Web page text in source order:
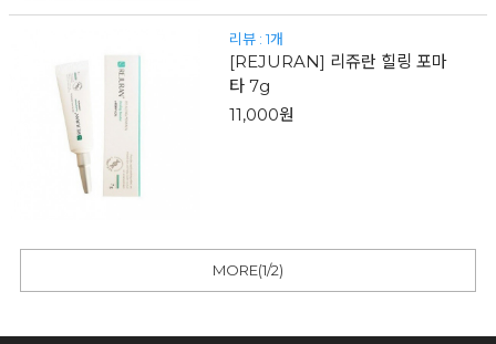
리뷰 : 1개
[REJURAN] 리쥬란 힐링 포마
타 7g
11,000원
MORE(1/2)